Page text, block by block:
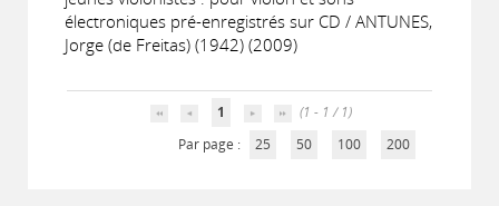
électroniques pré-enregistrés sur CD / ANTUNES,
Jorge (de Freitas) (1942) (2009)
1
(1 - 1 / 1)
Par page :
25 50 100 200